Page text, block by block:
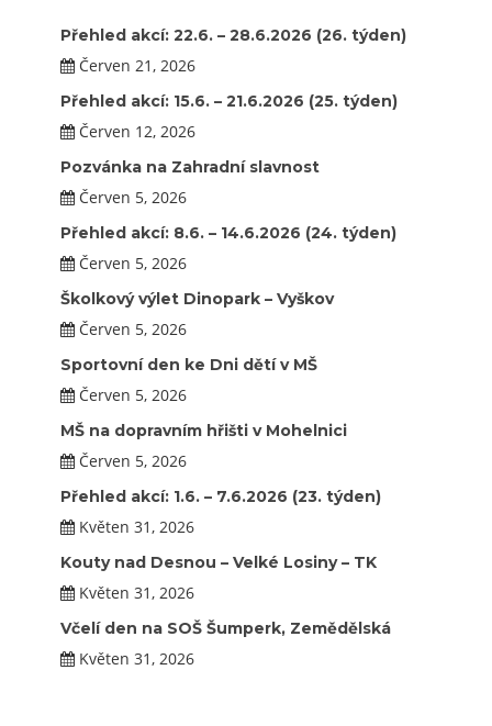
Přehled akcí: 22.6. – 28.6.2026 (26. týden)
Červen 21, 2026
Přehled akcí: 15.6. – 21.6.2026 (25. týden)
Červen 12, 2026
Pozvánka na Zahradní slavnost
Červen 5, 2026
Přehled akcí: 8.6. – 14.6.2026 (24. týden)
Červen 5, 2026
Školkový výlet Dinopark – Vyškov
Červen 5, 2026
Sportovní den ke Dni dětí v MŠ
Červen 5, 2026
MŠ na dopravním hřišti v Mohelnici
Červen 5, 2026
Přehled akcí: 1.6. – 7.6.2026 (23. týden)
Květen 31, 2026
Kouty nad Desnou – Velké Losiny – TK
Květen 31, 2026
Včelí den na SOŠ Šumperk, Zemědělská
Květen 31, 2026